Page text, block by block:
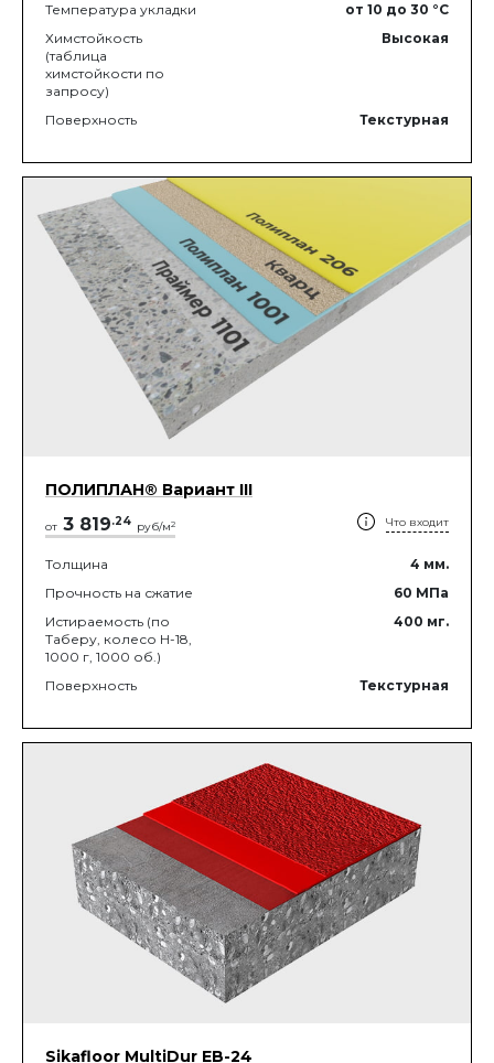
Температура укладки
от 10 до 30 °C
Химстойкость
(таблица
химстойкости по
запросу)
Высокая
Поверхность Текстурная
ПОЛИПЛАН® Вариант III
от 3 819.24 руб/м2 Что входит
Толщина 4 мм.
Прочность на сжатие
60 МПа
Истираемость (по
Таберу, колесо Н-18,
1000 г, 1000 об.)
400 мг.
Поверхность Текстурная
Sikafloor MultiDur EB-24